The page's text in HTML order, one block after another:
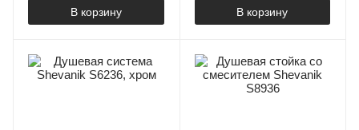
В корзину В корзину